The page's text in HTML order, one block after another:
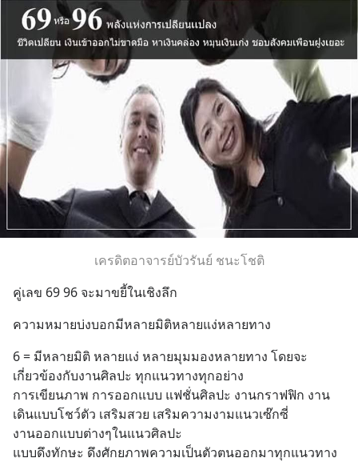
เครดิตอาจารย์บัวรันย์ ชนะโชติ
คู่เลข 69 96 จะมาขยี้ในเชิงลึก
ความหมายบ่งบอกมีหลายมิติหลายแง่หลายทาง
6 = มีหลายมิติ หลายแง่ หลายมุมมองหลายทาง โดยจะ
เกี่ยวข้องกับงานศิลปะ ทุกแนวทางทุกอย่าง
การเขียนภาพ การออกแบบ แฟชั่นศิลปะ งานกราฟฟิก งาน
เดินแบบโชว์ตัว เสริมสวย เสริมความงามแนวเซ๊กซี่
งานออกแบบต่างๆในแนวศิลปะ
แบบดึงทักษะ ดึงศักยภาพความเป็นตัวตนออกมาทุกแนวทาง